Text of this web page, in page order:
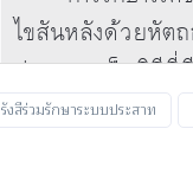
รังสีร่วมรักษาระบบประสาท